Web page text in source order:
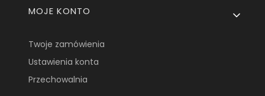
MOJE KONTO
Twoje zamówienia
Ustawienia konta
Przechowalnia